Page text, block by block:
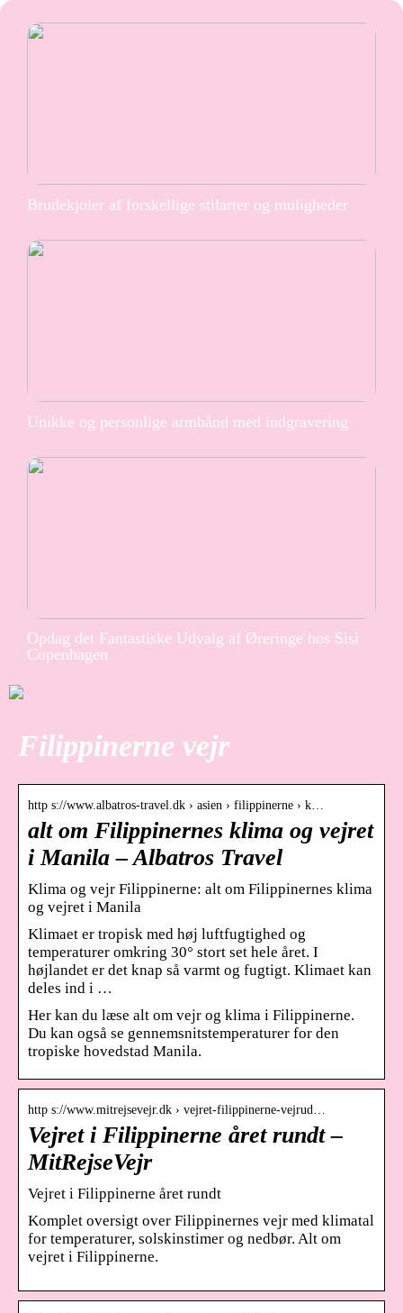
Brudekjoler af forskellige stilarter og muligheder
Unikke og personlige armbånd med indgravering
Opdag det Fantastiske Udvalg af Øreringe hos Sisi
Copenhagen
Filippinerne vejr
http s://www.albatros-travel.dk › asien › filippinerne › k…
alt om Filippinernes klima og vejret
i Manila – Albatros Travel
Klima og vejr Filippinerne: alt om Filippinernes klima
og vejret i Manila
Klimaet er tropisk med høj luftfugtighed og
temperaturer omkring 30° stort set hele året. I
højlandet er det knap så varmt og fugtigt. Klimaet kan
deles ind i …
Her kan du læse alt om vejr og klima i Filippinerne.
Du kan også se gennemsnitstemperaturer for den
tropiske hovedstad Manila.
http s://www.mitrejsevejr.dk › vejret-filippinerne-vejrud…
Vejret i Filippinerne året rundt –
MitRejseVejr
Vejret i Filippinerne året rundt
Komplet oversigt over Filippinernes vejr med klimatal
for temperaturer, solskinstimer og nedbør. Alt om
vejret i Filippinerne.